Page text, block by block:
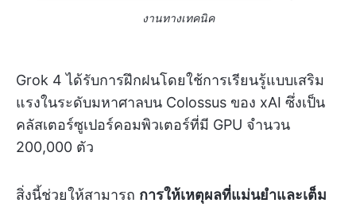
งานทางเทคนิค
Grok 4 ได้รับการฝึกฝนโดยใช้การเรียนรู้แบบเสริม
แรงในระดับมหาศาลบน Colossus ของ xAI ซึ่งเป็น
คลัสเตอร์ซูเปอร์คอมพิวเตอร์ที่มี GPU จำนวน
200,000 ตัว
สิ่งนี้ช่วยให้สามารถ การให้เหตุผลที่แม่นยำและเต็ม